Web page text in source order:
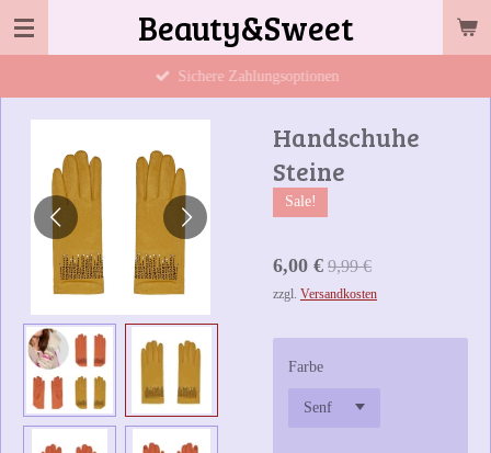
Zum
Beauty&Sweet
Sichere Zahlungsoptionen
Handschuhe
Steine
Sale!
6,00 € 9,99 €
zzgl. Versandkosten
Farbe